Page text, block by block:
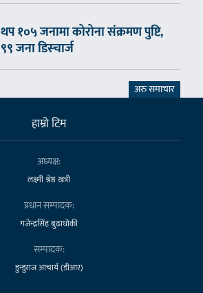
थप १०५ जनामा कोरोना संक्रमण पुष्टि,
९९ जना डिस्चार्ज
अरु समाचार
हाम्राे टिम
अध्यक्ष:
लक्ष्मी श्रेष्ठ खत्री
प्रधान सम्पादक:
गजेन्द्रसिंह बुढाथोकी
सम्पादक:
डुन्डुराज आचार्य (डीआर)